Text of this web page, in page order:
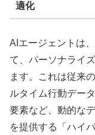
適化
AIエージェントは
て、パーソナライ
ます。これは従来
ルタイム行動デー
要素など、動的な
を提供する「ハイ